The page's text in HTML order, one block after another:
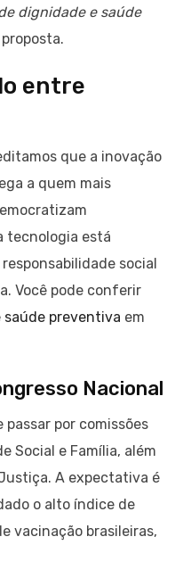
dignidade e saúde
entre
que a inovação
a quem mais
tecnologia está
social
Você pode conferir
preventiva em
Nacional
por comissões
Social e Família, além
A expectativa é
o alto índice de
vacinação brasileiras,